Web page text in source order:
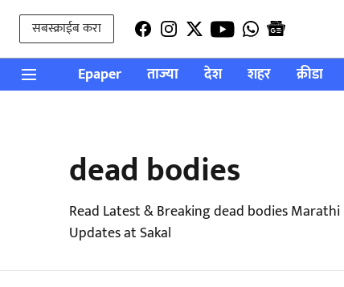
सबस्क्राईब करा
Epaper ताज्या देश शहर क्रीडा
dead bodies
Read Latest & Breaking dead bodies
Updates at Sakal